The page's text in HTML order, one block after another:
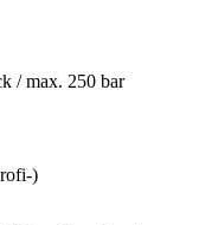
/ max. 250 bar
)